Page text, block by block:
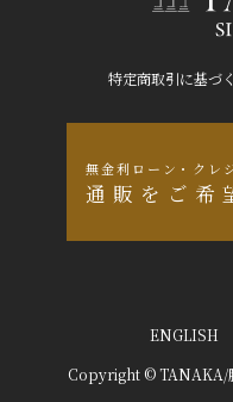
特定商取引に基づ
無金利ローン・クレ
通販をご希
ENGLISH
Copyright © TANAKA/